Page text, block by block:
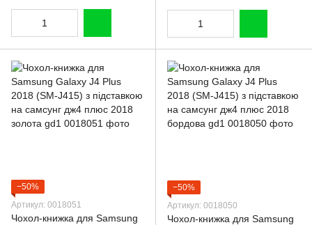
−50%
Артикул: 0018051
Чохол-книжка для Samsung
−50%
Артикул: 0018050
Чохол-книжка для Samsung